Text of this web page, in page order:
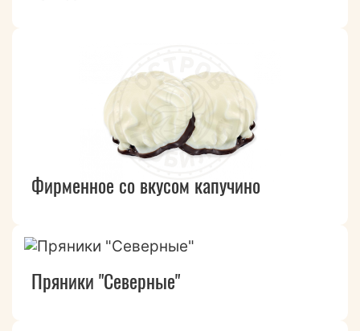
Фирменное со вкусом капучино
Пряники "Северные"